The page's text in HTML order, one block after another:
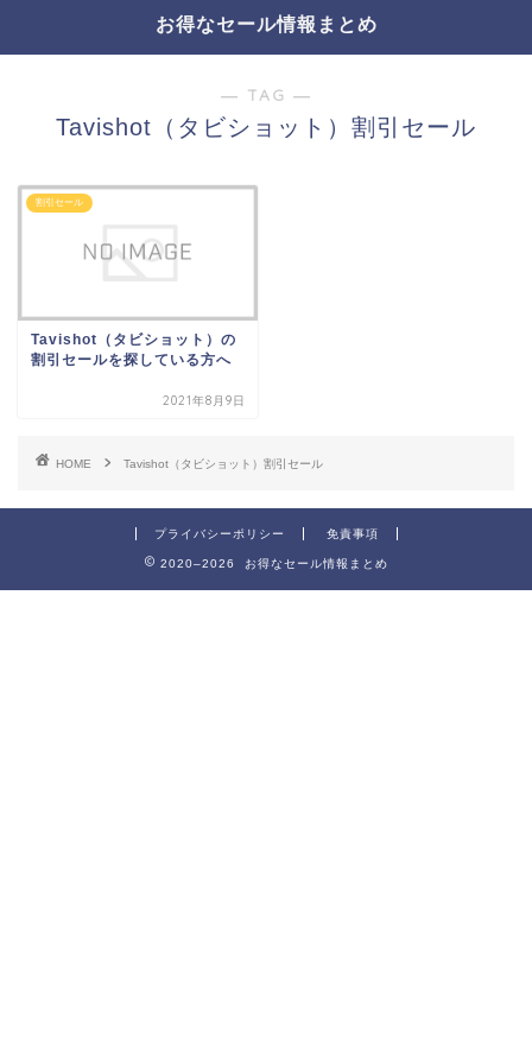
お得なセール情報まとめ
― TAG ―
Tavishot（タビショット）割引セール
割引セール
Tavishot（タビショット）の
割引セールを探している方へ
2021年8月9日
HOME Tavishot（タビショット）割引セール
プライバシーポリシー 免責事項
2020–2026 お得なセール情報まとめ